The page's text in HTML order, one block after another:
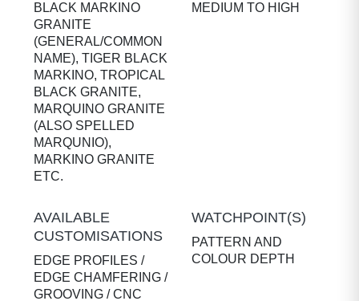
BLACK MARKINO
GRANITE
(GENERAL/COMMON
NAME), TIGER BLACK
MARKINO, TROPICAL
BLACK GRANITE,
MARQUINO GRANITE
(ALSO SPELLED
MARQUNIO),
MARKINO GRANITE
ETC.
MEDIUM TO HIGH
AVAILABLE
CUSTOMISATIONS
EDGE PROFILES /
EDGE CHAMFERING /
GROOVING / CNC
WATCHPOINT(S)
PATTERN AND
COLOUR DEPTH